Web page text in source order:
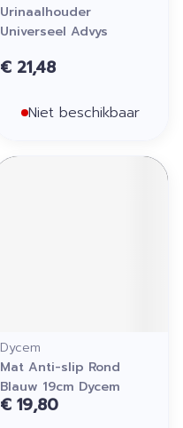
Urinaalhouder
Universeel Advys
€ 21,48
Niet beschikbaar
Dycem
Mat Anti-slip Rond
Blauw 19cm Dycem
€ 19,80